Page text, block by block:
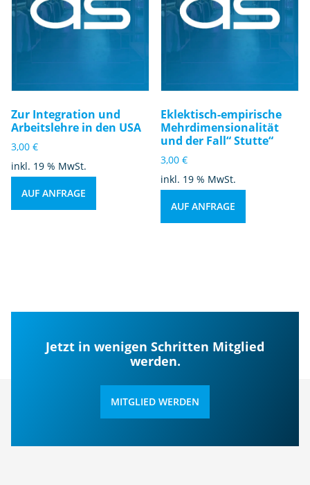
Zur Integration und
Arbeitslehre in den USA
3,00 €
inkl. 19 % MwSt.
AUF ANFRAGE
Eklektisch-empirische
Mehrdimensionalität
und der Fall“ Stutte“
3,00€
inkl. 19 % MwSt.
AUF ANFRAGE
Jetzt in wenigen Schritten Mitglied
werden.
MITGLIED WERDEN